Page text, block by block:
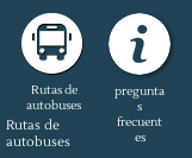
Rutas de
autobuses
Rutas de
autobuses
pregunta
s
frecuent
es